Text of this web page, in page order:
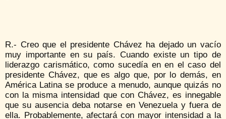
R.- Creo que el presidente Chávez ha dejado un vacío
muy importante en su país. Cuando existe un tipo de
liderazgo carismático, como sucedía en en el caso del
presidente Chávez, que es algo que, por lo demás, en
América Latina se produce a menudo, aunque quizás no
con la misma intensidad que con Chávez, es innegable
que su ausencia deba notarse en Venezuela y fuera de
ella. Probablemente, afectará con mayor intensidad a la